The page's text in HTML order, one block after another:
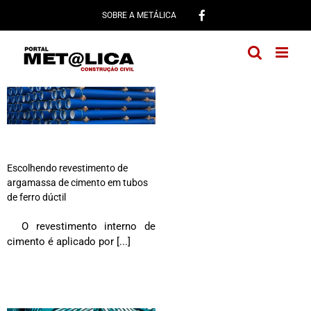
conteúdo
SOBRE A METÁLICA
Escolhendo revestimento de
argamassa de cimento em tubos
de ferro dúctil
O revestimento interno de
cimento é aplicado por [...]